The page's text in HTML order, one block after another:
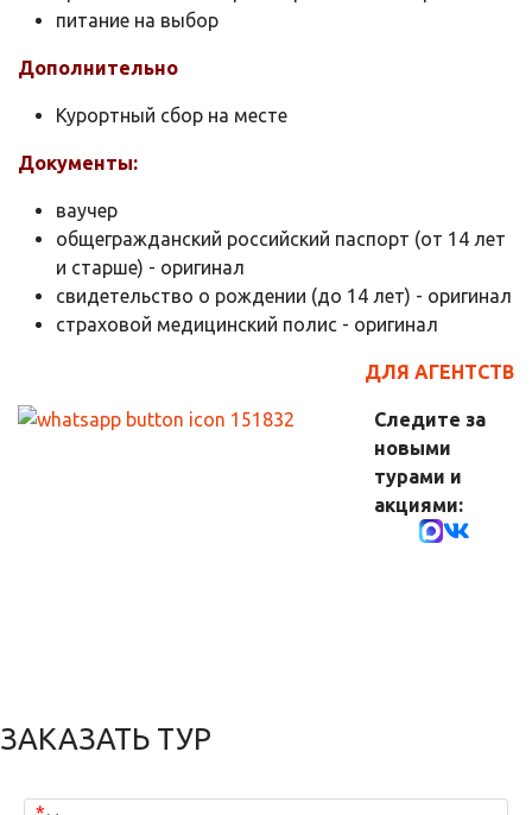
питание на выбор
Дополнительно
Курортный сбор на месте
Документы:
ваучер
общегражданский российский паспорт (от 14 лет
и старше) - оригинал
свидетельство о рождении (до 14 лет) - оригинал
страховой медицинский полис - оригинал
ДЛЯ АГЕНТСТВ
Следите за
новыми
турами и
акциями:
ЗАКАЗАТЬ ТУР